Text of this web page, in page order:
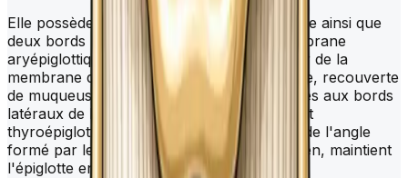
Elle possède également une base supérieure ainsi que
deux bords latéraux qui renforcent la membrane
aryépiglottique et forment le bord supérieur de la
membrane quadrangulaire. Cette membrane, recouverte
de muqueuse, relie les cartilages aryténoïdes aux bords
latéraux de l'épiglotte, tandis que le ligament
thyroépiglottique, attaché à la face interne de l'angle
formé par les lamelles du cartilage thyroïdien, maintient
l'épiglotte en place.